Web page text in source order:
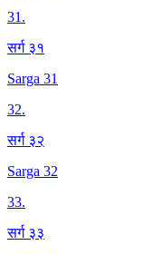
31.
सर्ग ३१
Sarga 31
32.
सर्ग ३२
Sarga 32
33.
सर्ग ३३